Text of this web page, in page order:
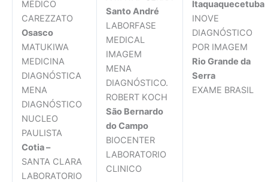
MÉDICO
CAREZZATO
Osasco
MATUKIWA
MEDICINA
DIAGNÓSTICA
MENA
DIAGNÓSTICO
NUCLEO
PAULISTA
Cotia –
SANTA CLARA
LABORATORIO
Santo André
LABORFASE
MEDICAL
IMAGEM
MENA
DIAGNÓSTICO.
ROBERT KOCH
São Bernardo
do Campo
BIOCENTER
LABORATORIO
CLINICO
Itaquaquecetuba
INOVE
DIAGNÓSTICO
POR IMAGEM
Rio Grande da
Serra
EXAME BRASIL